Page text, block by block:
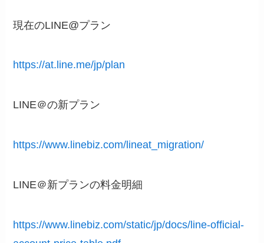
現在のLINE@プラン
https://at.line.me/jp/plan
LINE＠の新プラン
https://www.linebiz.com/lineat_migration/
LINE＠新プランの料金明細
https://www.linebiz.com/static/jp/docs/line-official-